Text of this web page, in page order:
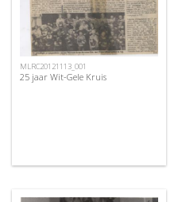
MLRC20121113_001
25 jaar Wit-Gele Kruis